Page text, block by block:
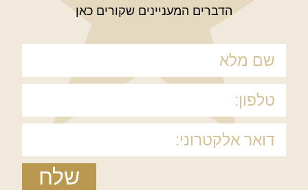
הדברים המעניינים שקורים כאן
שלח